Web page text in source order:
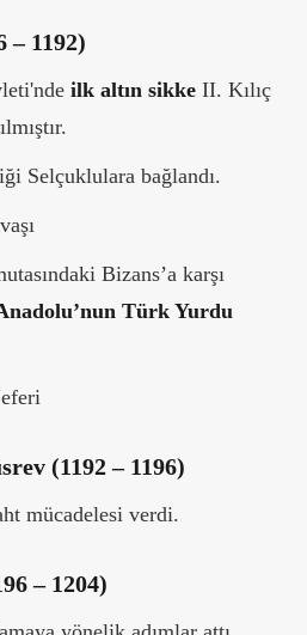
– 1192)
ilk altın sikke II. Kılıç
Selçuklulara bağlandı.
Bizans’a karşı
Türk Yurdu
(1192 – 1196)
mücadelesi verdi.
– 1204)